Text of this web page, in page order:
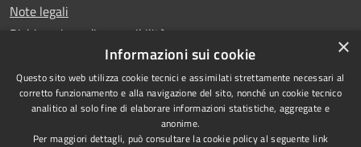
Note legali
Dichiarazione di accessibilità
RSS
Accessibilità
Copyright © 2024
•Comune di Vigo di
×
Informazioni sui cookie
Questo sito web utilizza cookie tecnici e assimilati strettamente necessari al
corretto funzionamento e alla navigazione del sito, nonché un cookie tecnico
analitico al solo fine di elaborare informazioni statistiche, aggregate e
anonime.
Per maggiori dettagli, può consultare la cookie policy al seguente link